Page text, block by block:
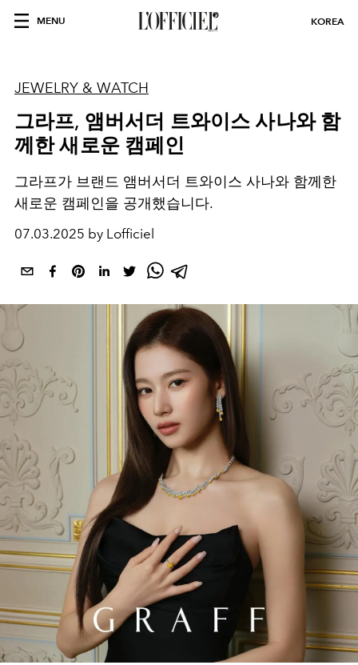
MENU KOREA
JEWELRY & WATCH
그라프, 앰버서더 트와이스 사나와 함
께한 새로운 캠페인
그라프가 브랜드 앰버서더 트와이스 사나와 함께한
새로운 캠페인을 공개했습니다.
07.03.2025 by Lofficiel